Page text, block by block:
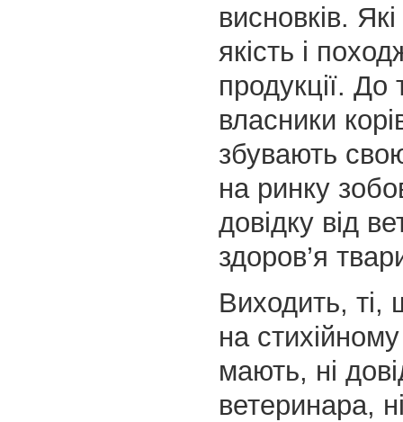
висновків.
якість і
продукції. До
власники
збувають
на ринку
довідку від
здоров’я
Виходить, ті,
на
мають, ні
ветеринара,